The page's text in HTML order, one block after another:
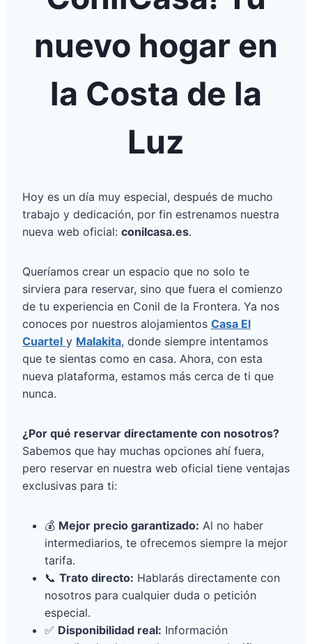
nuevo hogar en
la Costa de la
Luz
Hoy es un día muy especial, después de mucho
trabajo y dedicación, por fin estrenamos nuestra
nueva web oficial: conilcasa.es.
Queríamos crear un espacio que no solo te
sirviera para reservar, sino que fuera el comienzo
de tu experiencia en Conil de la Frontera. Ya nos
conoces por nuestros alojamientos Casa El
Cuartel y Malakita, donde siempre intentamos
que te sientas como en casa. Ahora, con esta
nueva plataforma, estamos más cerca de ti que
nunca.
¿Por qué reservar directamente con nosotros?
Sabemos que hay muchas opciones ahí fuera,
pero reservar en nuestra web oficial tiene ventajas
exclusivas para ti:
💰 Mejor precio garantizado: Al no haber
intermediarios, te ofrecemos siempre la mejor
tarifa.
📞 Trato directo: Hablarás directamente con
nosotros para cualquier duda o petición
especial.
✅ Disponibilidad real: Información